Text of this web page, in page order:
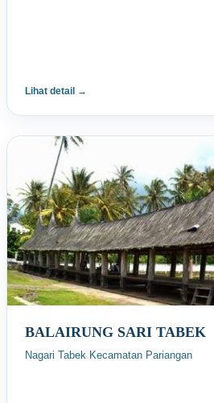
Lihat detail →
BALAIRUNG SARI TABEK
Nagari Tabek Kecamatan Pariangan